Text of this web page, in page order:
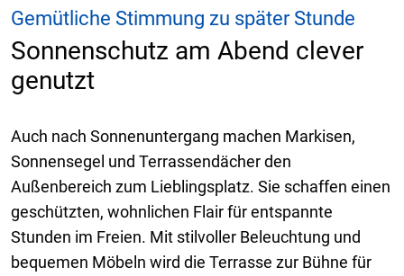
Gemütliche Stimmung zu später Stunde
Sonnenschutz am Abend clever
genutzt
Auch nach Sonnenuntergang machen Markisen,
Sonnensegel und Terrassendächer den
Außenbereich zum Lieblingsplatz. Sie schaffen einen
geschützten, wohnlichen Flair für entspannte
Stunden im Freien. Mit stilvoller Beleuchtung und
bequemen Möbeln wird die Terrasse zur Bühne für